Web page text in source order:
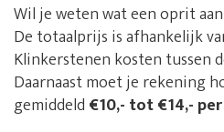
Wil je weten wat een oprit
De totaalprijs is afhankelijk
Klinkerstenen kosten tussen
Daarnaast moet je rekening
gemiddeld €10,- tot €14,-